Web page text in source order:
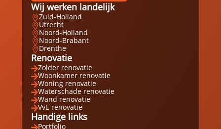
Wij werken landelijk
Zuid-Holland
Utrecht
Noord-Holland
Noord-Brabant
Drenthe
Renovatie
Zolder renovatie
Woonkamer renovatie
Woning renovatie
Waterschade renovatie
Wand renovatie
VvE renovatie
Handige links
Portfolio